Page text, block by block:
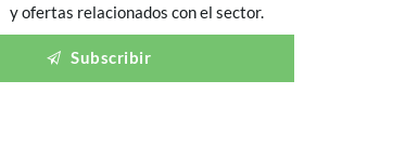
y ofertas relacionados con el sector.
Subscribir